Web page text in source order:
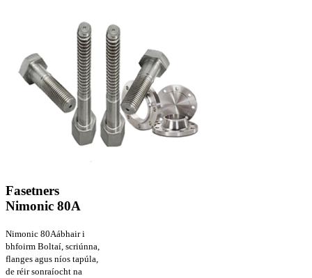
Fasetners
Nimonic 80A
Nimonic 80Aábhair i
bhfoirm Boltaí, scriúnna,
flanges agus níos tapúla,
de réir sonraíocht na